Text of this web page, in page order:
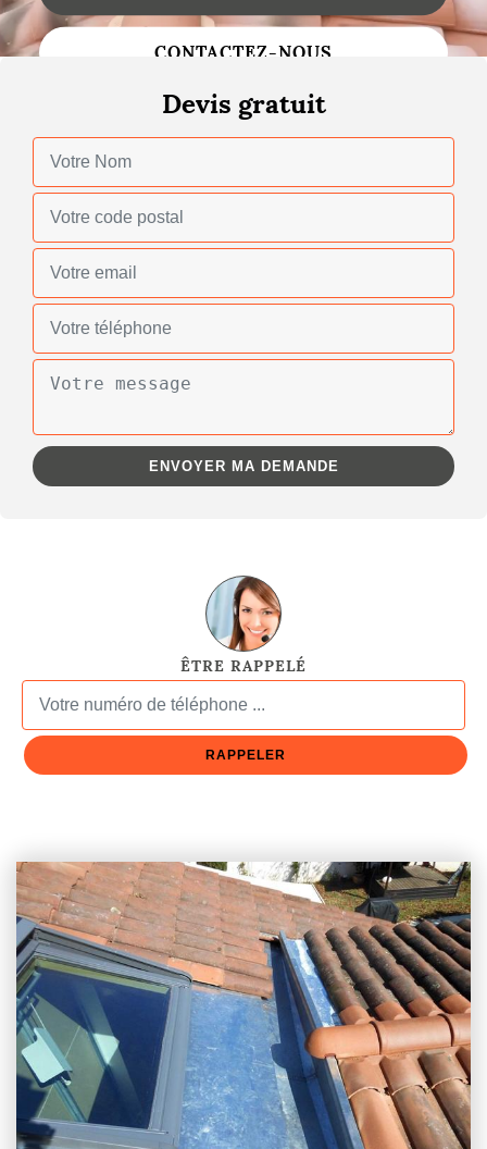
Changement de toiture
Gouttières
Réparation de toiture
CONTACTEZ-NOUS
Devis gratuit
ÊTRE RAPPELÉ